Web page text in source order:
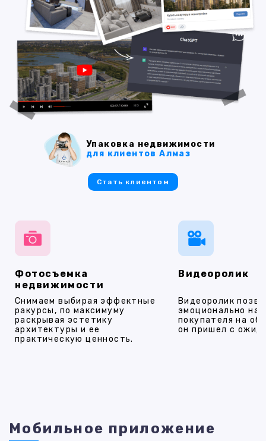
Фотосъемка
недвижимости
Снимаем выбирая эффектные
ракурсы, по максимуму
раскрывая эстетику
архитектуры и ее
практическую ценность.
Видеоролик
Видеоролик
эмоционально
покупателя на
он пришел с
Упаковка недвижимости
для клиентов Алмаз
Стать клиентом
Мобильное приложение